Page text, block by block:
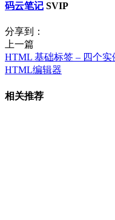
码云笔记 SVIP
分享到：
上一篇
HTML 基础标签 – 四个实
HTML编辑器
相关推荐